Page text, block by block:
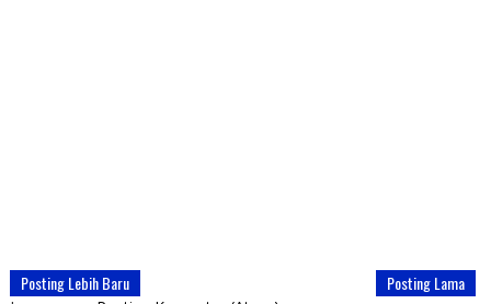
Posting Lebih Baru Posting Lama